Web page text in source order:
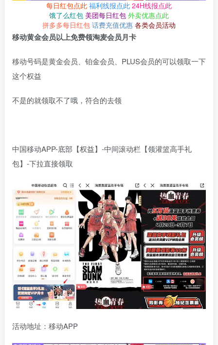
每日红包点此 福利线报点此 24H线报点此
饿了么红包 美团每日红包 外卖优惠点此
拼多多每日红包 话费充值优惠 各类会员活动
移动黄金会员以上免费领淘麦会员月卡
移动号码是黄金会员、铂金会员、PLUS会员的可以领取一下
这个权益
不是的就领取不了哦，符合的去领
中国移动APP-底部【权益】-中间滚动栏【领灌篮高手礼
包】-下拉直接领取
活动地址：移动APP